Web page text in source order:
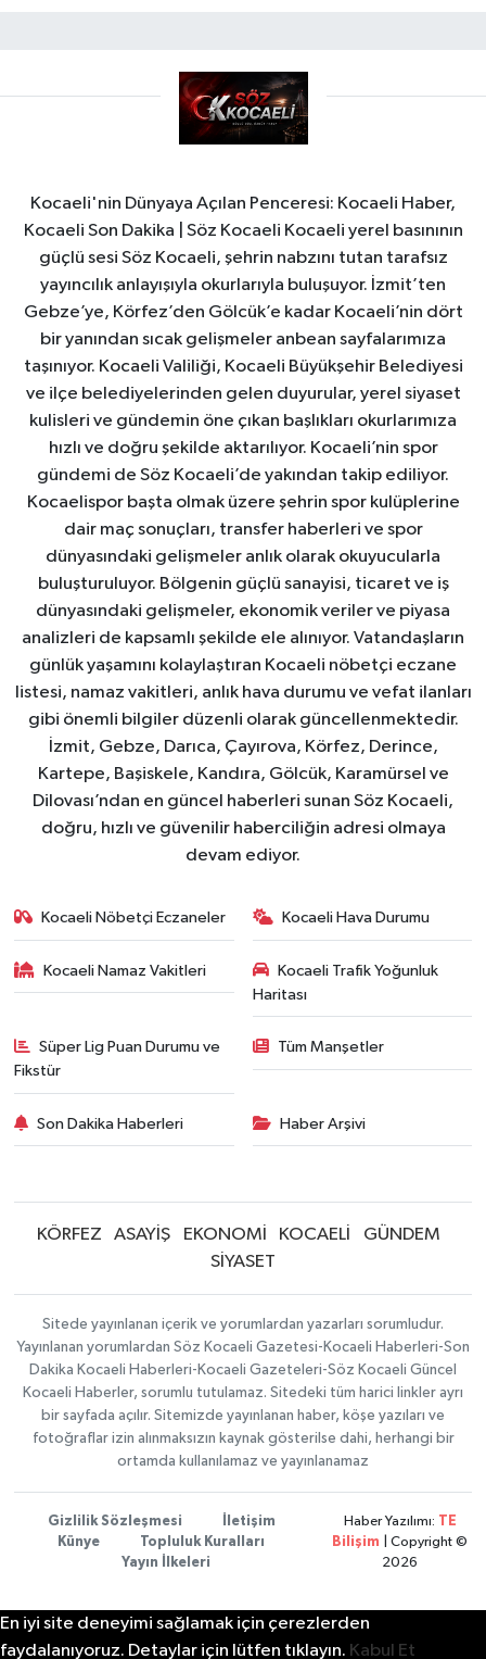
Kocaeli'nin Dünyaya Açılan Penceresi: Kocaeli Haber,
Kocaeli Son Dakika | Söz Kocaeli Kocaeli yerel basınının
güçlü sesi Söz Kocaeli, şehrin nabzını tutan tarafsız
yayıncılık anlayışıyla okurlarıyla buluşuyor. İzmit’ten
Gebze’ye, Körfez’den Gölcük’e kadar Kocaeli’nin dört
bir yanından sıcak gelişmeler anbean sayfalarımıza
taşınıyor. Kocaeli Valiliği, Kocaeli Büyükşehir Belediyesi
ve ilçe belediyelerinden gelen duyurular, yerel siyaset
kulisleri ve gündemin öne çıkan başlıkları okurlarımıza
hızlı ve doğru şekilde aktarılıyor. Kocaeli’nin spor
gündemi de Söz Kocaeli’de yakından takip ediliyor.
Kocaelispor başta olmak üzere şehrin spor kulüplerine
dair maç sonuçları, transfer haberleri ve spor
dünyasındaki gelişmeler anlık olarak okuyucularla
buluşturuluyor. Bölgenin güçlü sanayisi, ticaret ve iş
dünyasındaki gelişmeler, ekonomik veriler ve piyasa
analizleri de kapsamlı şekilde ele alınıyor. Vatandaşların
günlük yaşamını kolaylaştıran Kocaeli nöbetçi eczane
listesi, namaz vakitleri, anlık hava durumu ve vefat ilanları
gibi önemli bilgiler düzenli olarak güncellenmektedir.
İzmit, Gebze, Darıca, Çayırova, Körfez, Derince,
Kartepe, Başiskele, Kandıra, Gölcük, Karamürsel ve
Dilovası’ndan en güncel haberleri sunan Söz Kocaeli,
doğru, hızlı ve güvenilir haberciliğin adresi olmaya
devam ediyor.
Kocaeli Nöbetçi Eczaneler Kocaeli Hava Durumu
Kocaeli Namaz Vakitleri
Kocaeli Trafik Yoğunluk
Haritası
Süper Lig Puan Durumu ve
Fikstür
Tüm Manşetler
Son Dakika Haberleri Haber Arşivi
KÖRFEZ ASAYİŞ EKONOMİ KOCAELİ
GÜNDEM
SİYASET
Sitede yayınlanan içerik ve yorumlardan yazarları sorumludur.
Yayınlanan yorumlardan Söz Kocaeli Gazetesi-Kocaeli Haberleri-Son
Dakika Kocaeli Haberleri-Kocaeli Gazeteleri-Söz Kocaeli Güncel
Kocaeli Haberler, sorumlu tutulamaz. Sitedeki tüm harici linkler ayrı
bir sayfada açılır. Sitemizde yayınlanan haber, köşe yazıları ve
fotoğraflar izin alınmaksızın kaynak gösterilse dahi, herhangi bir
ortamda kullanılamaz ve yayınlanamaz
Gizlilik Sözleşmesi
İletişim
Künye
Topluluk Kuralları
Yayın İlkeleri
Haber Yazılımı: TE
Bilişim | Copyright ©
2026
En iyi site deneyimi sağlamak için çerezlerden
faydalanıyoruz. Detaylar için lütfen tıklayın. Kabul Et